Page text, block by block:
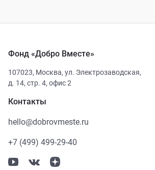
Фонд «Добро Вместе»
107023, Москва, ул. Электрозаводская,
д. 14, стр. 4, офис 2
Контакты
hello@dobrovmeste.ru
+7 (499) 499-29-40